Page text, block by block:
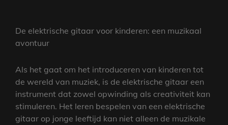
De elektrische gitaar voor kinderen: een muzikaal
avontuur
Als het gaat om het introduceren van kinderen tot
de wereld van muziek, is de elektrische gitaar een
instrument dat zowel opwinding als creativiteit kan
stimuleren. Het leren bespelen van een elektrische
gitaar op jonge leeftijd kan niet alleen de muzikale